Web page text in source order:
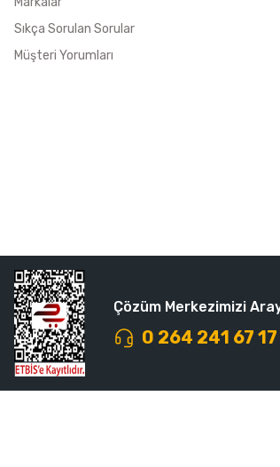
Sıkça Sorulan Sorular
Müşteri Yorumları
Çözüm Merkezimizi
0 264 241 67 17